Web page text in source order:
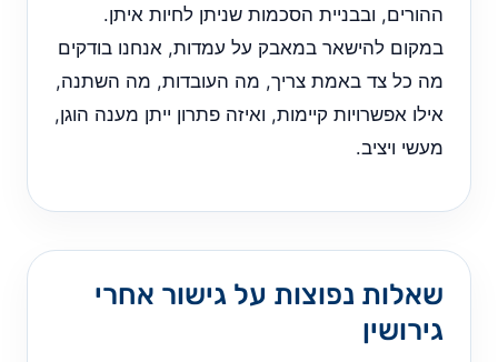
ההורים, ובבניית הסכמות שניתן לחיות איתן.
במקום להישאר במאבק על עמדות, אנחנו בודקים
מה כל צד באמת צריך, מה העובדות, מה השתנה,
אילו אפשרויות קיימות, ואיזה פתרון ייתן מענה הוגן,
מעשי ויציב.
שאלות נפוצות על גישור אחרי
גירושין